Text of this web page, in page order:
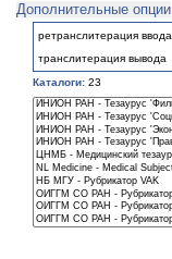
Дополнительные опции
ретранслитерация ввода
транслитерация вывода
Каталоги: 23